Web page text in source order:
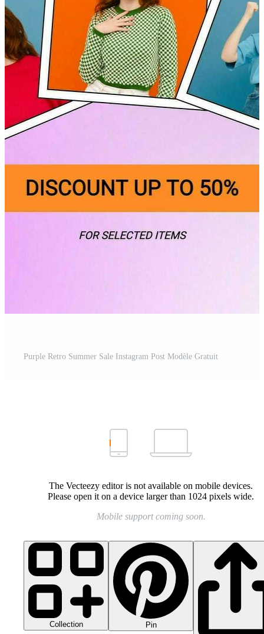
Purple Retro Summer Sale Instagram Post Modèle Gratuit
The Vecteezy editor is not available on mobile devices.
Please open it on a device larger than 1024 pixels wide.
Mobile support coming soon.
Collection Pin